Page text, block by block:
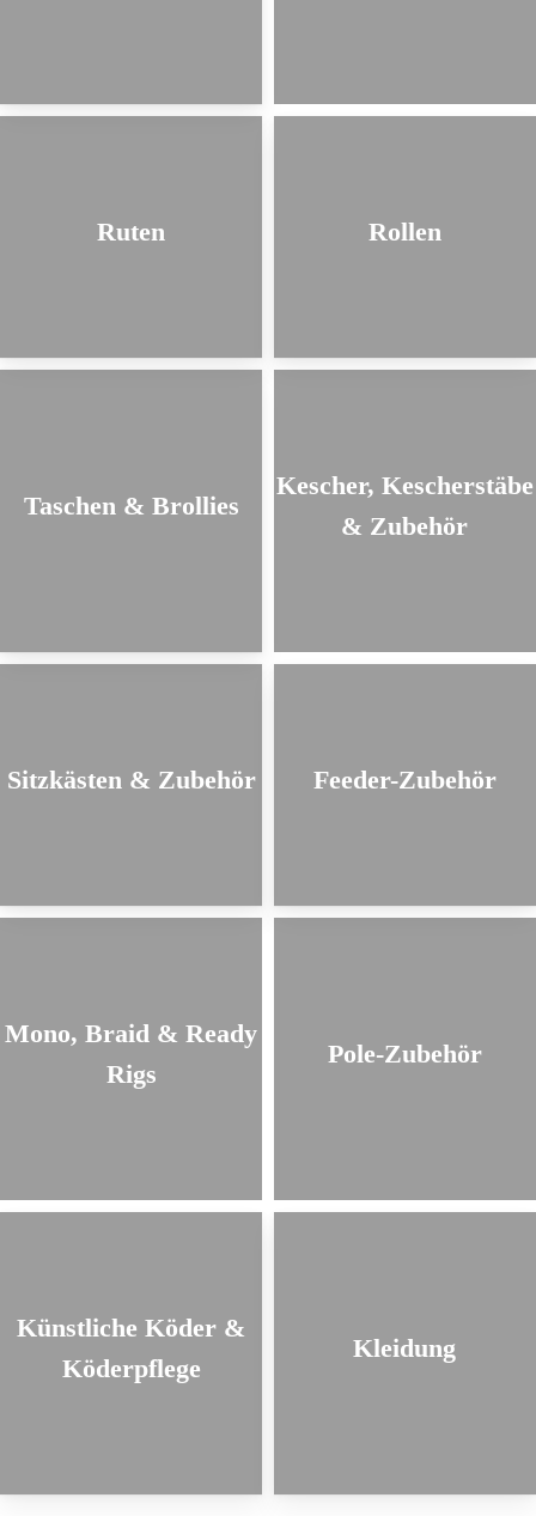
Ruten Rollen
Taschen & Brollies
Kescher, Kescherstäbe
& Zubehör
Sitzkästen & Zubehör Feeder-Zubehör
Mono, Braid & Ready
Rigs
Pole-Zubehör
Künstliche Köder &
Köderpflege
Kleidung